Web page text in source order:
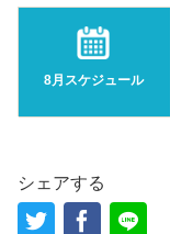
8月スケジュール
シェアする